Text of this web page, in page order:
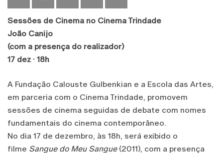
Sessões de Cinema no Cinema Trindade
João Canijo
(com a presença do realizador)
17 dez · 18h
A Fundação Calouste Gulbenkian e a Escola das Artes,
em parceria com o Cinema Trindade, promovem
sessões de cinema seguidas de debate com nomes
fundamentais do cinema contemporâneo.
No dia 17 de dezembro, às 18h, será exibido o
filme Sangue do Meu Sangue(2011), com a presença